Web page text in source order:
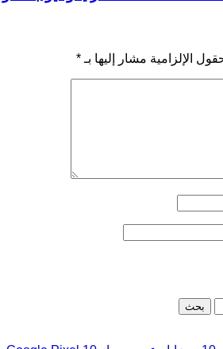
الإلزامية مشار إليها بـ *